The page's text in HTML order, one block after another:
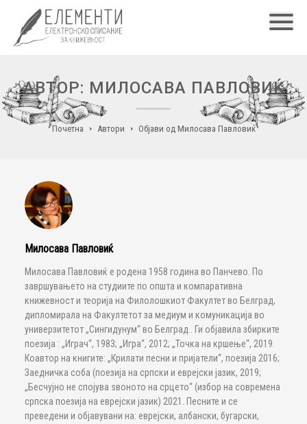
АВТОР: МИЛОСАВА ПАВЛОВИЌ
Почетна Автори Објави од Милосава Павловиќ
Милосава Павловиќ
Милосава Павловиќ е родена 1958 година во Панчево. По
завршувањето на студиите по општа и компаративна
книжевност и теорија на Филолошкиот Факултет во Белград,
дипломирала на Факултетот за медиум и комуникација во
универзитетот „Сингидунум“ во Белград.. Ги објавила збирките
поезија : „Играч“, 1983; „Игра“, 2012; „Точка на кршење“, 2019.
Коавтор на книгите: „Крилати песни и пријатели“, поезија 2016;
Заедничка соба (поезија на српски и еврејски јазик, 2019;
„Бесчујно не спојува ѕвоното на срцето“ (избор на современа
српска поезија на еврејски јазик) 2021. Песните и се
преведени и објавувани на: еврејски, албански, бугарски,